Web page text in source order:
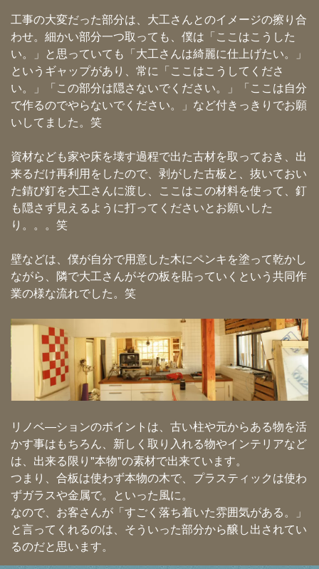
工事の大変だった部分は、大工さんとのイメージの擦り合
わせ。細かい部分一つ取っても、僕は「ここはこうした
い。」と思っていても「大工さんは綺麗に仕上げたい。」
というギャップがあり、常に「ここはこうしてくださ
い。」「この部分は隠さないでください。」「ここは自分
で作るのでやらないでください。」など付きっきりでお願
いしてました。笑
資材なども家や床を壊す過程で出た古材を取っておき、出
来るだけ再利用をしたので、剥がした古板と、抜いておい
た錆び釘を大工さんに渡し、ここはこの材料を使って、釘
も隠さず見えるように打ってくださいとお願いした
り。。。笑
壁などは、僕が自分で用意した木にペンキを塗って乾かし
ながら、隣で大工さんがその板を貼っていくという共同作
業の様な流れでした。笑
リノベ―ションのポイントは、古い柱や元からある物を活
かす事はもちろん、新しく取り入れる物やインテリアなど
は、出来る限り"本物"の素材で出来ています。
つまり、合板は使わず本物の木で、プラスティックは使わ
ずガラスや金属で。といった風に。
なので、お客さんが「すごく落ち着いた雰囲気がある。」
と言ってくれるのは、そういった部分から醸し出されてい
るのだと思います。